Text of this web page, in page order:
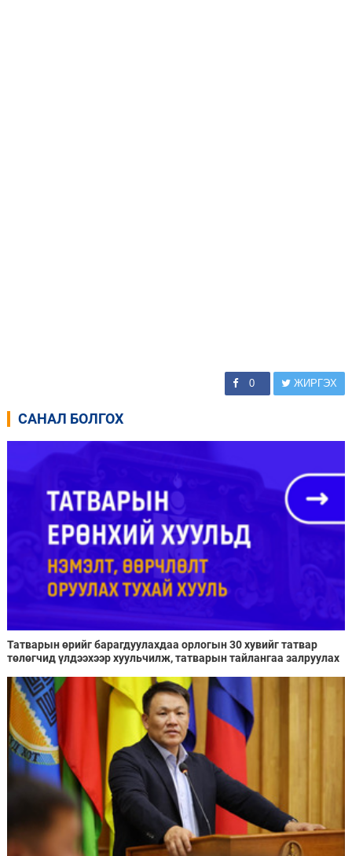
0 ЖИРГЭХ
САНАЛ БОЛГОХ
Татварын өрийг барагдуулахдаа орлогын 30 хувийг татвар
төлөгчид үлдээхээр хуульчилж, татварын тайлангаа залруулах